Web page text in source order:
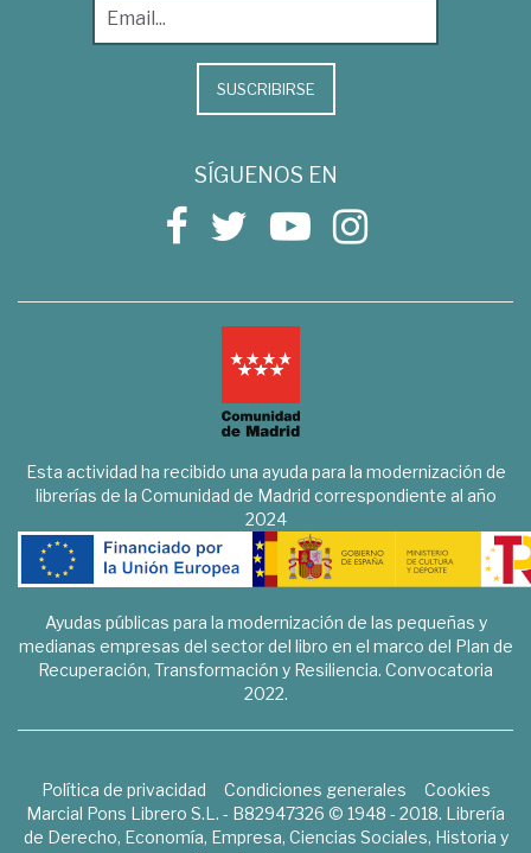
SUSCRIBIRSE
SÍGUENOS EN
Esta actividad ha recibido una ayuda para la modernización de
librerías de la Comunidad de Madrid correspondiente al año
2024
Ayudas públicas para la modernización de las pequeñas y
medianas empresas del sector del libro en el marco del Plan de
Recuperación, Transformación y Resiliencia. Convocatoria
2022.
Política de privacidad Condiciones generales
Cookies
Marcial Pons Librero S.L. - B82947326 © 1948 - 2018. Librería
de Derecho, Economía, Empresa, Ciencias Sociales, Historia y